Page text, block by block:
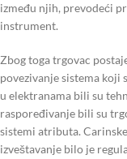
između njih, prevodeći
instrument.
Zbog toga trgovac
povezivanje sistema koji
u elektranama bili su
raspoređivanje bili su
sistemi atributa.
izveštavanje bilo je